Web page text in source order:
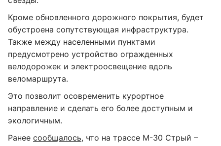
Кроме обновленного дорожного покрытия, будет
обустроена сопутствующая инфраструктура.
Также между населенными пунктами
предусмотрено устройство огражденных
велодорожек и электроосвещение вдоль
веломаршрута.
Это позволит осовременить курортное
направление и сделать его более доступным и
экологичным.
Ранее сообщалось, что на трассе М-30 Стрый –